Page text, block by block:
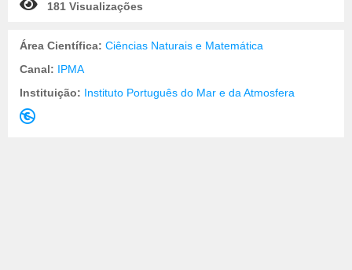
181 Visualizações
Área Científica: Ciências Naturais e Matemática
Canal: IPMA
Instituição: Instituto Português do Mar e da Atmosfera